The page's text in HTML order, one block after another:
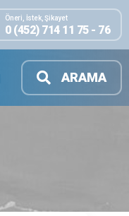
Öneri, İstek, Şikayet
0 (452) 714 11 75 - 76
ARAMA